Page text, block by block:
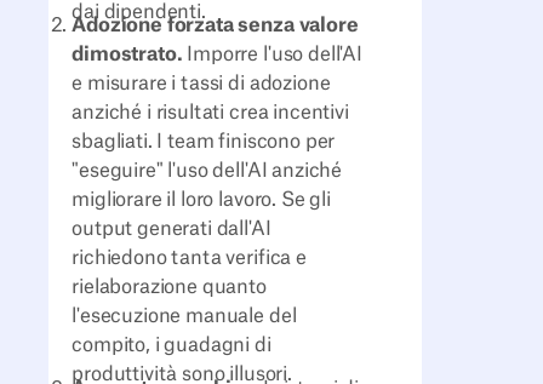
dai dipendenti.
Adozione forzata senza valore
dimostrato.
Imporre l'uso dell'AI
e misurare i tassi di adozione
anziché i risultati crea incentivi
sbagliati. I team finiscono per
"eseguire" l'uso dell'AI anziché
migliorare il loro lavoro. Se gli
output generati dall'AI
richiedono tanta verifica e
rielaborazione quanto
l'esecuzione manuale del
compito, i guadagni di
produttività sono illusori.